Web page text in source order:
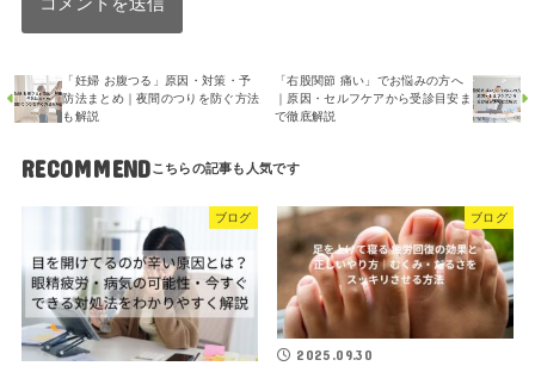
「妊婦 お腹つる」原因・対策・予
防法まとめ｜夜間のつりを防ぐ方法
も解説
「右股関節 痛い」でお悩みの方へ
｜原因・セルフケアから受診目安ま
で徹底解説
RECOMMEND
ブログ ブログ
2025.09.30